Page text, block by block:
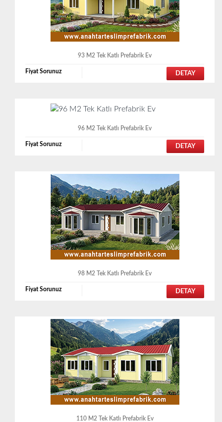
93 M2 Tek Katlı Prefabrik Ev
Fiyat Sorunuz DETAY
96 M2 Tek Katlı Prefabrik Ev
Fiyat Sorunuz DETAY
98 M2 Tek Katlı Prefabrik Ev
Fiyat Sorunuz DETAY
110 M2 Tek Katlı Prefabrik Ev